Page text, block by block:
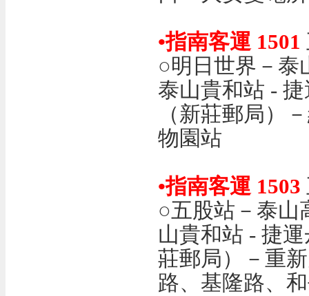
•指南客運 1501
○明日世界－泰
泰山貴和站 -
（新莊郵局）
物園站
•指南客運 1503
○五股站－泰山
山貴和站 - 捷
莊郵局）－重
路、基隆路、